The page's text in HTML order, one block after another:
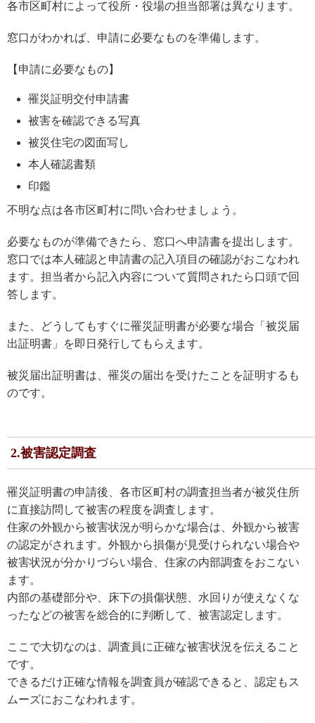
各市区町村によって役所・役場の担当部署は異なります。
窓口がわかれば、申請に必要なものを準備します。
【申請に必要なもの】
罹災証明交付申請書
被害を確認できる写真
被災住宅の図面写し
本人確認書類
印鑑
不明な点は各市区町村に問い合わせましょう。
必要なものが準備できたら、窓口へ申請書を提出します。
窓口では本人確認と申請書の記入項目の確認がおこなわれ
ます。担当者から記入内容について質問されたら口頭で回
答します。
また、どうしてもすぐに罹災証明書が必要な場合「被災届
出証明書」を即日発行してもらえます。
被災届出証明書は、罹災の届出を受けたことを証明するも
のです。
2.被害認定調査
罹災証明書の申請後、各市区町村の調査担当者が被災住所
に直接訪問して被害の程度を調査します。
住家の外観から被害状況が明らかな場合は、外観から被害
の認定がされます。外観から損傷が見受けられない場合や
被害状況が分かりづらい場合、住家の内部調査をおこない
ます。
内部の基礎部分や、床下の損傷状態、水回りが使えなくな
ったなどの被害を総合的に判断して、被害認定します。
ここで大切なのは、調査員に正確な被害状況を伝えること
です。
できるだけ正確な情報を調査員が確認できると、認定もス
ムーズにおこなわれます。